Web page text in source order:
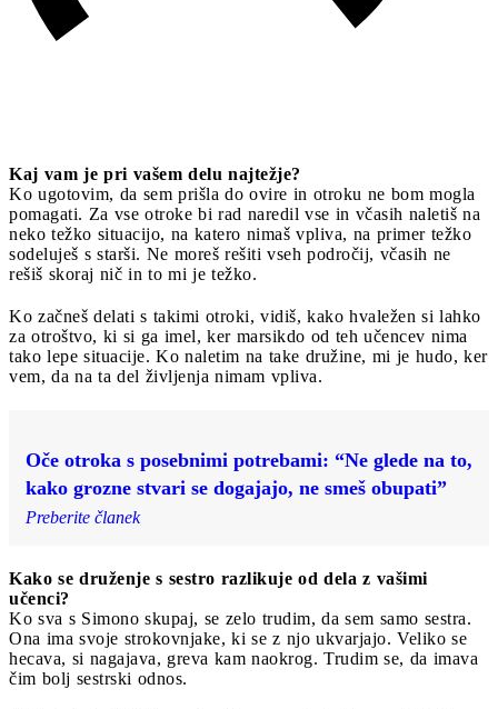
Kaj vam je pri vašem delu najtežje?
Ko ugotovim, da sem prišla do ovire in otroku ne bom mogla
pomagati. Za vse otroke bi rad naredil vse in včasih naletiš na
neko težko situacijo, na katero nimaš vpliva, na primer težko
sodeluješ s starši. Ne moreš rešiti vseh področij, včasih ne
rešiš skoraj nič in to mi je težko.
Ko začneš delati s takimi otroki, vidiš, kako hvaležen si lahko
za otroštvo, ki si ga imel, ker marsikdo od teh učencev nima
tako lepe situacije. Ko naletim na take družine, mi je hudo, ker
vem, da na ta del življenja nimam vpliva.
Oče otroka s posebnimi potrebami: “Ne glede na to,
kako grozne stvari se dogajajo, ne smeš obupati”
Preberite članek
Kako se druženje s sestro razlikuje od dela z vašimi
učenci?
Ko sva s Simono skupaj, se zelo trudim, da sem samo sestra.
Ona ima svoje strokovnjake, ki se z njo ukvarjajo. Veliko se
hecava, si nagajava, greva kam naokrog. Trudim se, da imava
čim bolj sestrski odnos.